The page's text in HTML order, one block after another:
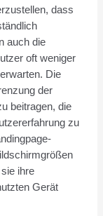
dass
auch die
oft weniger
Die
der
beitragen, die
zu
ihre
Gerät